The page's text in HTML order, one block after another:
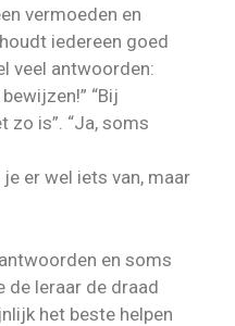
vermoeden en
iedereen goed
veel antwoorden:
“Bij
zo is”. “Ja, soms
er wel iets van, maar
en soms
de leraar de draad
het beste helpen